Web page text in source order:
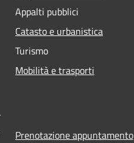
Appalti pubblici
Catasto e urbanistica
Turismo
Mobilità e trasporti
Prenotazione appuntamento